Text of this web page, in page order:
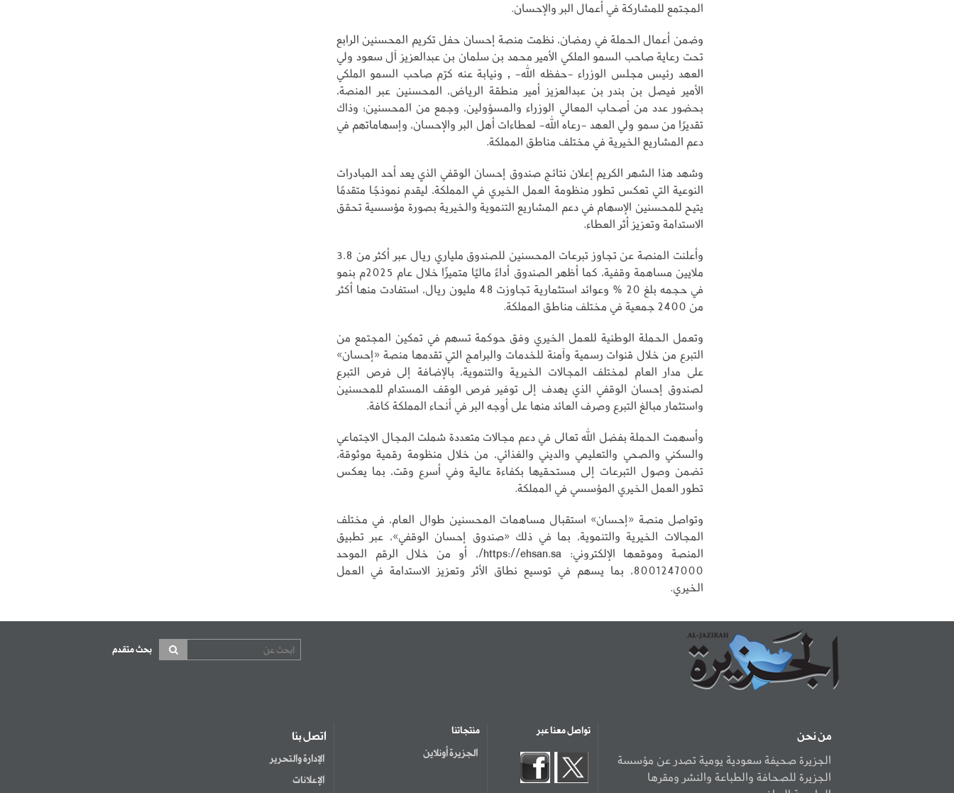
المجتمع للمشاركة في أعمال البر والإحسان.
وضمن أعمال الحملة في رمضان، نظمت منصة إحسان حفل تكريم المحسنين الرابع
تحت رعاية صاحب السمو الملكي الأمير محمد بن سلمان بن عبدالعزيز آل سعود ولي
العهد رئيس مجلس الوزراء -حفظه الله- , ونيابة عنه كرّم صاحب السمو الملكي
الأمير فيصل بن بندر بن عبدالعزيز أمير منطقة الرياض، المحسنين عبر المنصة،
بحضور عدد من أصحاب المعالي الوزراء والمسؤولين، وجمع من المحسنين؛ وذاك
تقديرًا من سمو ولي العهد -رعاه الله- لعطاءات أهل البر والإحسان، وإسهاماتهم في
دعم المشاريع الخيرية في مختلف مناطق المملكة.
وشهد هذا الشهر الكريم إعلان نتائج صندوق إحسان الوقفي الذي يعد أحد المبادرات
النوعية التي تعكس تطور منظومة العمل الخيري في المملكة، ليقدم نموذجًا متقدمًا
يتيح للمحسنين الإسهام في دعم المشاريع التنموية والخيرية بصورة مؤسسية تحقق
الاستدامة وتعزيز أثر العطاء.
وأعلنت المنصة عن تجاوز تبرعات المحسنين للصندوق ملياري ريال عبر أكثر من 3.8
ملايين مساهمة وقفية، كما أظهر الصندوق أداءً ماليًا متميزًا خلال عام 2025م بنمو
في حجمه بلغ 20 % وعوائد استثمارية تجاوزت 48 مليون ريال، استفادت منها أكثر
من 2400 جمعية في مختلف مناطق المملكة.
وتعمل الحملة الوطنية للعمل الخيري وفق حوكمة تسهم في تمكين المجتمع من
التبرع من خلال قنوات رسمية وآمنة للخدمات والبرامج التي تقدمها منصة «إحسان»
على مدار العام لمختلف المجالات الخيرية والتنموية، بالإضافة إلى فرص التبرع
لصندوق إحسان الوقفي الذي يهدف إلى توفير فرص الوقف المستدام للمحسنين
واستثمار مبالغ التبرع وصرف العائد منها على أوجه البر في أنحاء المملكة كافة.
وأسهمت الحملة بفضل الله تعالى في دعم مجالات متعددة شملت المجال الاجتماعي
والسكني والصحي والتعليمي والديني والغذائي، من خلال منظومة رقمية موثوقة،
تضمن وصول التبرعات إلى مستحقيها بكفاءة عالية وفي أسرع وقت، بما يعكس
تطور العمل الخيري المؤسسي في المملكة.
وتواصل منصة «إحسان» استقبال مساهمات المحسنين طوال العام، في مختلف
المجالات الخيرية والتنموية، بما في ذلك «صندوق إحسان الوقفي»، عبر تطبيق
المنصة وموقعها الإلكتروني: https://ehsan.sa/، أو من خلال الرقم الموحد
8001247000، بما يسهم في توسيع نطاق الأثر وتعزيز الاستدامة في العمل
الخيري.
بحث متقدم
من نحن
الجزيرة صحيفة سعودية يومية تصدر عن مؤسسة
الجزيرة للصحافة والطباعة والنشر ومقرها
تواصل معنا عبر منتجاتنا
الجزيرة أونلاين
اتصل بنا
الإدارة والتحرير
الإعلانات